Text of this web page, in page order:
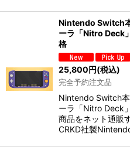
Nintendo Switch
ーラ「Nitro Deck
格
25,800円(税込)
完全予約注文品
Nintendo Switch
ーラ「Nitro Deck
商品をネット通販
CRKD社製